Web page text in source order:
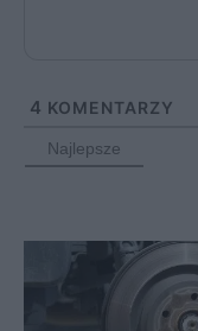
4 KOMENTARZY
Najlepsze